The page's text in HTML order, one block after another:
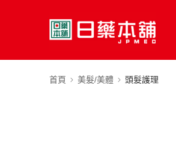
首頁 美髮/美體 頭髮護理